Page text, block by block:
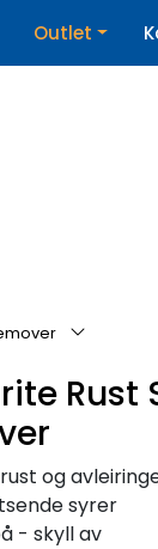
Outlet
Rust
og
syrer
- skyll av